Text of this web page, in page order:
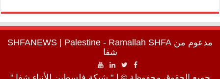
مدعوم من SHFANEWS | Palestine - Ramallah SHFA
شفا